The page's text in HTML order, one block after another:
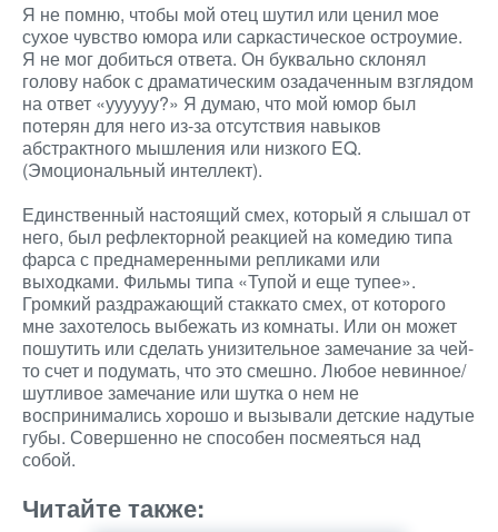
Я не помню, чтобы мой отец шутил или ценил мое
сухое чувство юмора или саркастическое остроумие.
Я не мог добиться ответа. Он буквально склонял
голову набок с драматическим озадаченным взглядом
на ответ «уууууу?» Я думаю, что мой юмор был
потерян для него из-за отсутствия навыков
абстрактного мышления или низкого EQ.
(Эмоциональный интеллект).
Единственный настоящий смех, который я слышал от
него, был рефлекторной реакцией на комедию типа
фарса с преднамеренными репликами или
выходками. Фильмы типа «Тупой и еще тупее».
Громкий раздражающий стаккато смех, от которого
мне захотелось выбежать из комнаты. Или он может
пошутить или сделать унизительное замечание за чей-
то счет и подумать, что это смешно. Любое невинное/
шутливое замечание или шутка о нем не
воспринимались хорошо и вызывали детские надутые
губы. Совершенно не способен посмеяться над
собой.
Читайте также: